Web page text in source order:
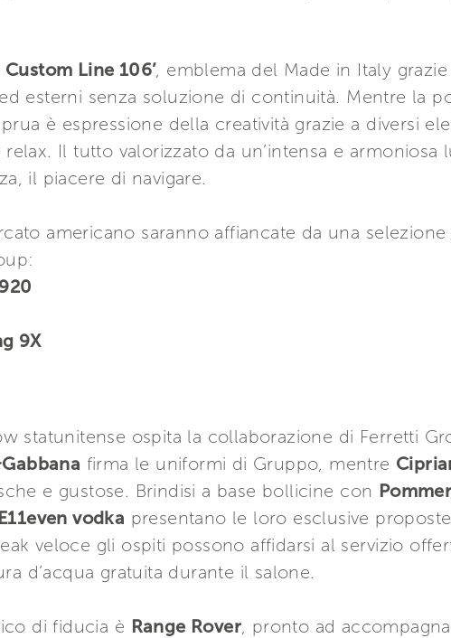
Custom Line 106’, emblema del Made in Italy
esterni senza soluzione di continuità. Mentre la
è espressione della creatività grazie a diversi
Il tutto valorizzato da un’intensa e armoniosa
il piacere di navigare.
americano saranno affiancate da una
9X
statunitense ospita la collaborazione di Ferretti
firma le uniformi di Gruppo, mentre
e gustose. Brindisi a base bollicine con
E11even vodka presentano le loro esclusive
veloce gli ospiti possono affidarsi al servizio
d’acqua gratuita durante il salone.
di fiducia è Range Rover, pronto ad